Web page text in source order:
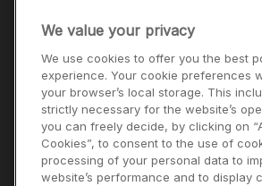
CONTACTO
Carreras
Inversores
Noticias
Proveedores
We value your privacy
We use cookies to offer you the best
experience. Your cookie preferences
your browser’s local storage. This
strictly necessary for the website’s
you can freely decide, by clicking on
Cookies”, to consent to the use of
processing of your personal data to
website’s performance and to display